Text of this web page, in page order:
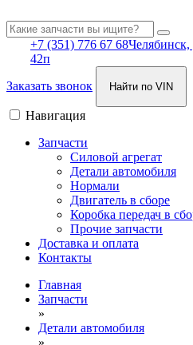
+7 (351) 776 67 68Челябинск,
42п
Заказать звонок
Найти по VIN
Навигация
Запчасти
Силовой агрегат
Детали автомобиля
Нормали
Двигатель в сборе
Коробка передач в
Прочие запчасти
Доставка и оплата
Контакты
Главная
Запчасти
»
Детали автомобиля
»